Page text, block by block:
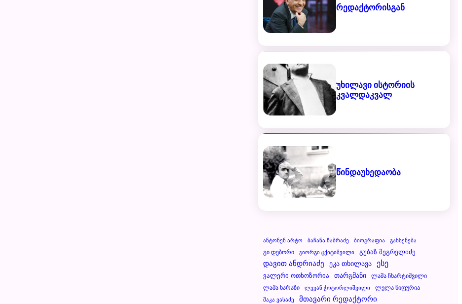
რედაქტორისგან
უხილავი ისტორიის
კვალდაკვალ
წინდაუხედაობა
Ანტონენ Არტო Ბაჩანა Ჩაბრაძე Ბიოგრაფია
Გახსენება
Გი Დებორი
Გიორგი Ცქიტიშვილი Გუბაზ Მეგრელიძე
Დავით Ანდრიაძე Ეკა Თხილავა Ესე
Ვალერი Ოთხოზორია Თარგმანი Ლაშა Ჩხარტიშვილი
Ლაშა Ხარაზი Ლევან Ჭოტორლიშვილი
Ლელა Წიფურია
Მაკა Ვასაძე
Მთავარი Რედაქტორი